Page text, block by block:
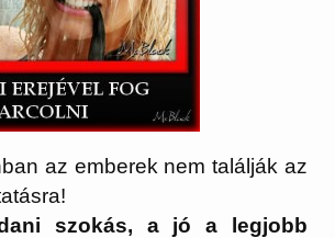
az emberek nem találják az
szokás, a jó a legjobb